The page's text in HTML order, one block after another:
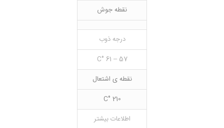
نقطه جوش
درجه ذوب
57 – 61 °C
نقطه ی اشتعال
210 °C
اطلاعات بیشتر